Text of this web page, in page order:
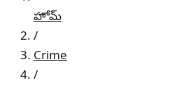
హోమ్
/
Crime
/